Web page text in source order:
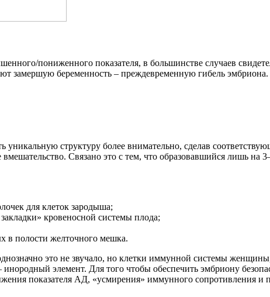
пониженного показателя, в большинстве случаев
замершую беременность – преждевременную гибель эмбриона.
структуру более внимательно, сделав
Связано это с тем, что образовавшийся лишь на
для клеток зародыша;
кровеносной системы плода;
в полости желточного мешка.
это не звучало, но клетки иммунной системы
элемент. Для того чтобы обеспечить эмбриону
показателя АД, «усмирения» иммунного сопротивления и